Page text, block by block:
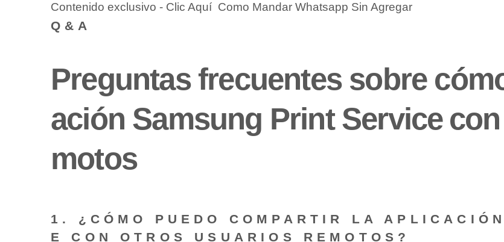
Contenido exclusivo - Clic Aquí Como Mandar Whatsapp Sin Agregar
Q&A
Preguntas frecuentes sobre
ación‌ Samsung Print Service
motos
1. ¿CÓMO PUEDO COMPARTIR LA
E CON OTROS USUARIOS REMOTOS?